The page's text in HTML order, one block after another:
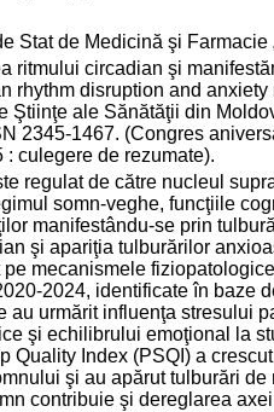
Stat de Medicină şi
ritmului circadian şi
rhythm disruption and
Ştiinţe ale Sănătăţii din
2345-1467. (Congres
culegere de rezumate).
regulat de către nucleul
somn-veghe, funcţiile
manifestându-se prin
şi apariţia tulburărilor
mecanismele
2024, identificate în baze
au urmărit influenţa stresului
şi echilibrului emoţional la
Quality Index (PSQI) a
şi au apărut tulburări
contribuie şi dereglarea